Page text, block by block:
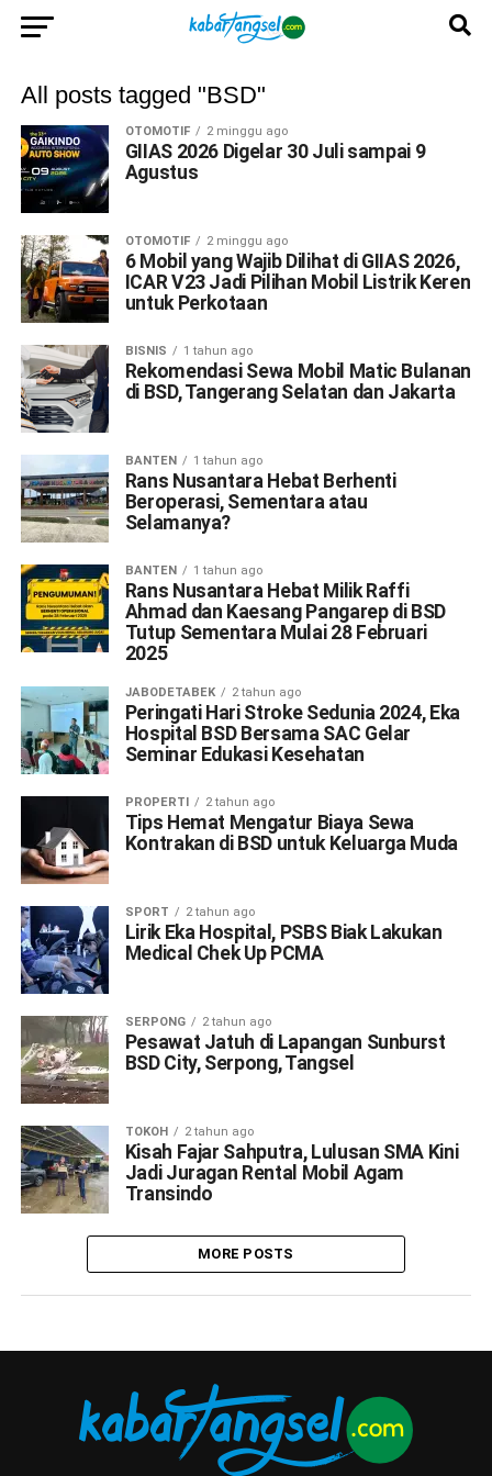
All posts tagged "BSD"
OTOMOTIF 2 minggu ago
GIIAS 2026 Digelar 30 Juli sampai 9
Agustus
OTOMOTIF 2 minggu ago
6 Mobil yang Wajib Dilihat di GIIAS 2026,
ICAR V23 Jadi Pilihan Mobil Listrik Keren
untuk Perkotaan
BISNIS 1 tahun ago
Rekomendasi Sewa Mobil Matic Bulanan
di BSD, Tangerang Selatan dan Jakarta
BANTEN 1 tahun ago
Rans Nusantara Hebat Berhenti
Beroperasi, Sementara atau
Selamanya?
BANTEN 1 tahun ago
Rans Nusantara Hebat Milik Raffi
Ahmad dan Kaesang Pangarep di BSD
Tutup Sementara Mulai 28 Februari
2025
JABODETABEK 2 tahun ago
Peringati Hari Stroke Sedunia 2024, Eka
Hospital BSD Bersama SAC Gelar
Seminar Edukasi Kesehatan
PROPERTI 2 tahun ago
Tips Hemat Mengatur Biaya Sewa
Kontrakan di BSD untuk Keluarga Muda
SPORT 2 tahun ago
Lirik Eka Hospital, PSBS Biak Lakukan
Medical Chek Up PCMA
SERPONG 2 tahun ago
Pesawat Jatuh di Lapangan Sunburst
BSD City, Serpong, Tangsel
TOKOH 2 tahun ago
Kisah Fajar Sahputra, Lulusan SMA Kini
Jadi Juragan Rental Mobil Agam
Transindo
MORE POSTS